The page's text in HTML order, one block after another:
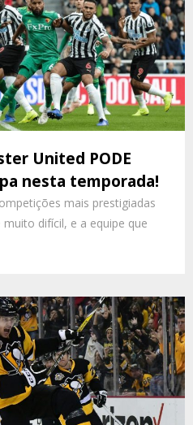
United PODE
nesta temporada!
mais prestigiadas
difícil, e a equipe que